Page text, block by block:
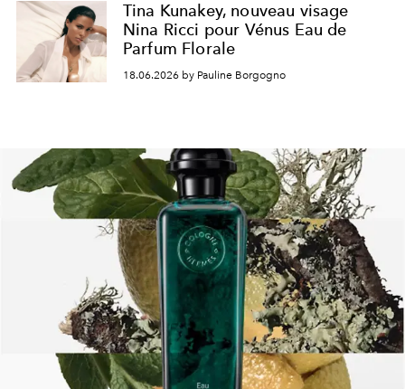
Tina Kunakey, nouveau visage
Nina Ricci pour Vénus Eau de
Parfum Florale
18.06.2026 by Pauline Borgogno